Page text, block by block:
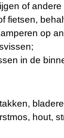
of
fietsen,
op
in de
hout,